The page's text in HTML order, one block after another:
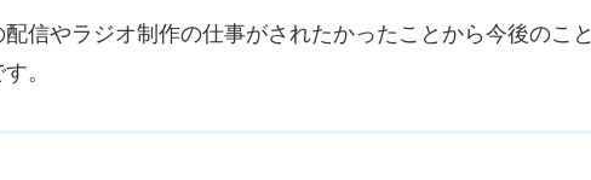
信やラジオ制作の仕事がされたかったことから今後のこと
。